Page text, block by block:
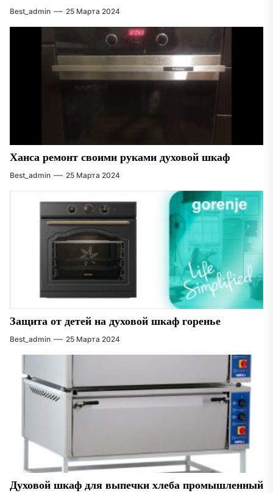
Best_admin 25 Марта 2024
Ханса ремонт своими руками духовой шкаф
Best_admin 25 Марта 2024
Защита от детей на духовой шкаф горенье
Best_admin 25 Марта 2024
Духовой шкаф для выпечки хлеба промышленный